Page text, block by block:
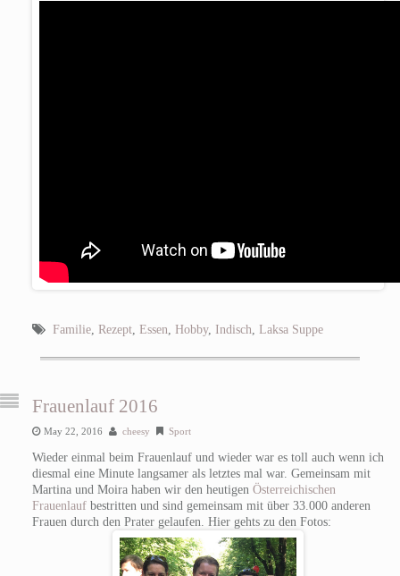
Familie, Rezept, Essen, Hobby, Indisch, Laksa Suppe
Frauenlauf 2016
May 22, 2016 cheesy Sport
Wieder einmal beim Frauenlauf und wieder war es toll auch wenn ich
diesmal eine Minute langsamer als letztes mal war. Gemeinsam mit
Martina und Moira haben wir den heutigen Österreichischen
Frauenlaufbestritten und sind gemeinsam mit über 33.000 anderen
Frauen durch den Prater gelaufen. Hier gehts zu den Fotos: